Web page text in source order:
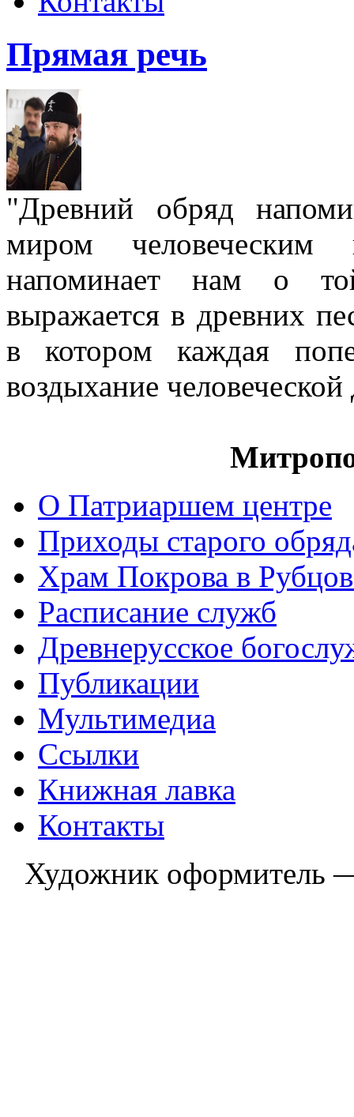
Прямая речь
"Древний обряд
миром
напоминает нам о
выражается в древних
в котором каждая
воздыхание
О Патриаршем центре
Приходы старого
Храм Покрова в
Расписание служб
Древнерусское
Публикации
Мультимедиа
Ссылки
Книжная лавка
Контакты
Художник оформитель